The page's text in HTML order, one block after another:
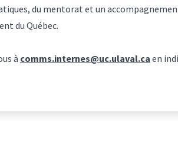
du mentorat et un
du Québec.
à comms.internes@uc.ulaval.ca en